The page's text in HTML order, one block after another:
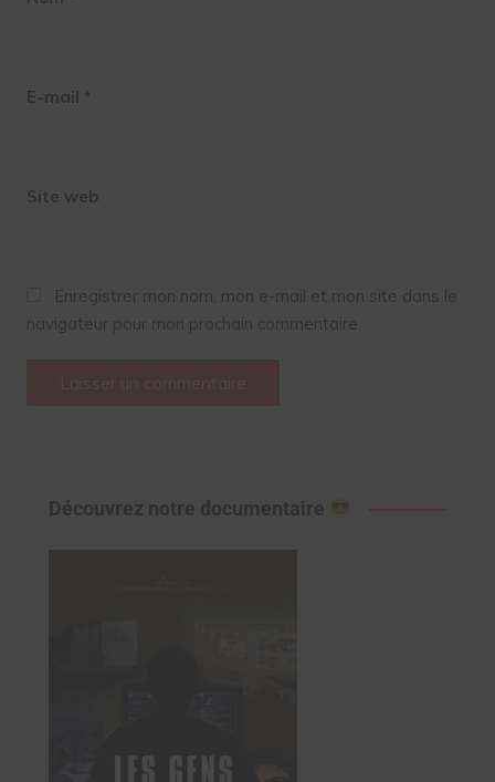
E-mail *
Site web
Enregistrer mon nom, mon e-mail et mon site dans le
navigateur pour mon prochain commentaire.
Découvrez notre documentaire